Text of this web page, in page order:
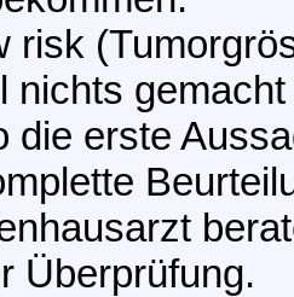
risk
nichts
die erste
Überprüfung.